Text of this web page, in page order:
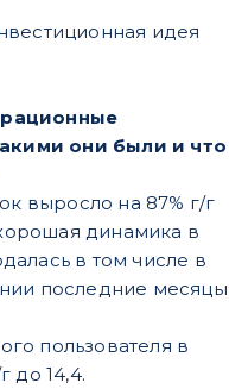
идея
они были и что
выросло на 87% г/г
динамика в
в том числе в
последние месяцы
пользователя в
до 14,4.